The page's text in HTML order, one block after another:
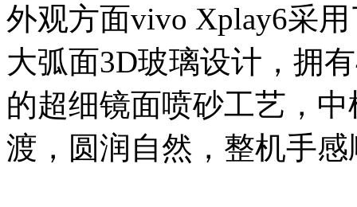
外观方面vivo Xplay6采
大弧面3D玻璃设计，拥
的超细镜面喷砂工艺，
渡，圆润自然，整机手